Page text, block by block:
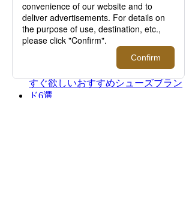
『LOVOT』｜＜アンダーカバー＞とのコラ
ボが実現。リンクコーデも楽しめるヒト用ウ
ェアもご紹介！【伊勢丹新宿店】